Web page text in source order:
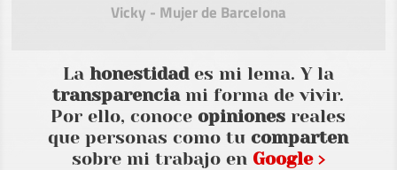
Vicky - Mujer de Barcelona
La honestidades mi lema. Y la
transparenciami forma de vivir.
Por ello, conoceopiniones reales
que personas como tucomparten
sobre mi trabajo en Google ›